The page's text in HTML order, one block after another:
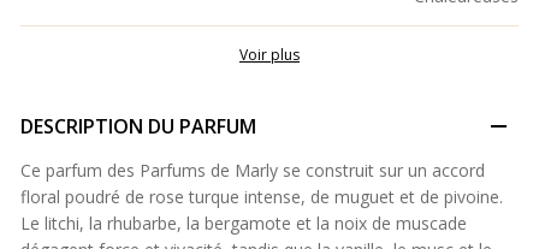
Voir plus
DESCRIPTION DU PARFUM
Ce parfum des Parfums de Marly se construit sur un accord
floral poudré de rose turque intense, de muguet et de pivoine.
Le litchi, la rhubarbe, la bergamote et la noix de muscade